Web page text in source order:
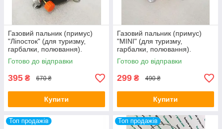
Газовий пальник (примус)
"Ліпосток" (для туризму,
гарбалки, полювання).
Готово до відправки
395 ₴ 670 ₴
Купити
Газовий пальник (примус)
"MINI" (для туризму,
гарбалки, полювання).
Готово до відправки
299 ₴ 490 ₴
Купити
Топ продажів Топ продажів